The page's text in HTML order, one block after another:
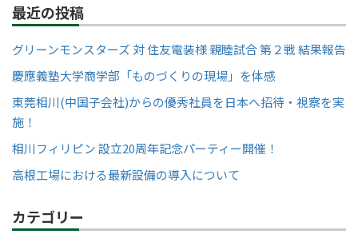
最近の投稿
グリーンモンスターズ 対 住友電装様 親睦試合 第２戦 結果報告
慶應義塾大学商学部「ものづくりの現場」を体感
東莞相川(中国子会社)からの優秀社員を日本へ招待・視察を実
施！
相川フィリピン 設立20周年記念パーティー開催！
高根工場における最新設備の導入について
カテゴリー